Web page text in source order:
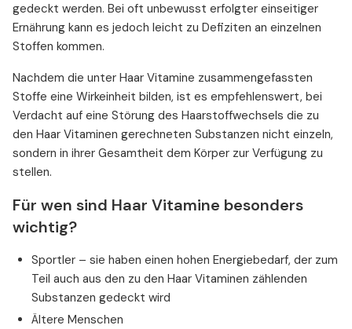
gedeckt werden. Bei oft unbewusst erfolgter einseitiger
Ernährung kann es jedoch leicht zu Defiziten an einzelnen
Stoffen kommen.
Nachdem die unter Haar Vitamine zusammengefassten
Stoffe eine Wirkeinheit bilden, ist es empfehlenswert, bei
Verdacht auf eine Störung des Haarstoffwechsels die zu
den Haar Vitaminen gerechneten Substanzen nicht einzeln,
sondern in ihrer Gesamtheit dem Körper zur Verfügung zu
stellen.
Für wen sind Haar Vitamine besonders
wichtig?
Sportler – sie haben einen hohen Energiebedarf, der zum
Teil auch aus den zu den Haar Vitaminen zählenden
Substanzen gedeckt wird
Ältere Menschen